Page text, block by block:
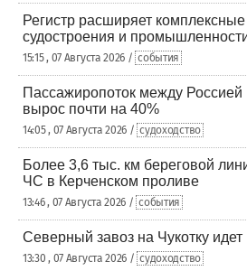
Регистр расширяет
судостроения и
15:15 , 07 Августа 2026 / события
Пассажиропоток между
вырос почти на 40%
14:05 , 07 Августа 2026 / судоходство
Более 3,6 тыс. км береговой
ЧС в Керченском проливе
13:46 , 07 Августа 2026 / события
Северный завоз на Чукотку идет
13:30 , 07 Августа 2026 / судоходство